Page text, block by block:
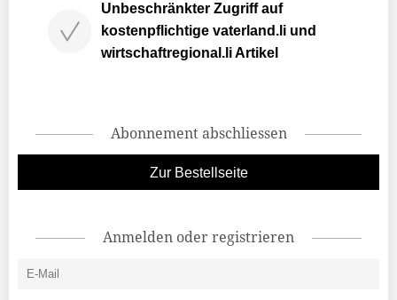
Unbeschränkter Zugriff auf
kostenpflichtige vaterland.li und
wirtschaftregional.li Artikel
Abonnement abschliessen
Zur Bestellseite
Anmelden oder registrieren